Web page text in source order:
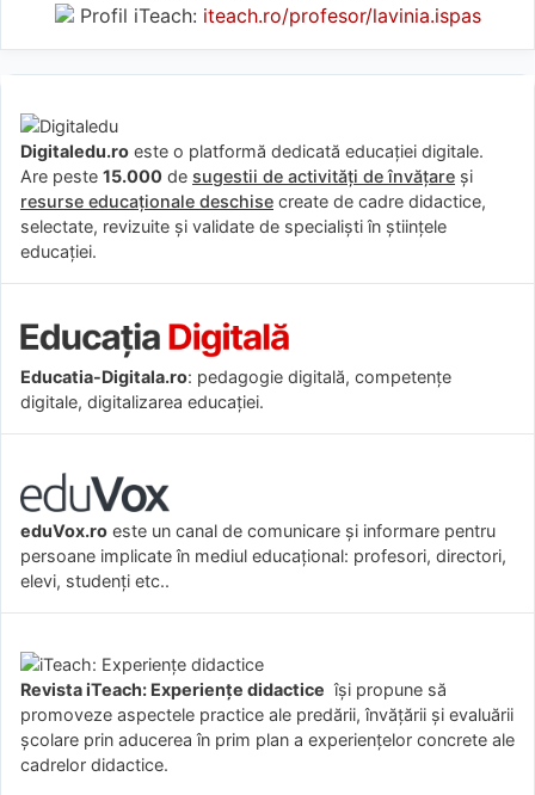
Profil iTeach: iteach.ro/profesor/lavinia.ispas
Digitaledu.ro este o platformă dedicată educației digitale.
Are peste 15.000 de sugestii de activități de învățare și
resurse educaționale deschise create de cadre didactice,
selectate, revizuite și validate de specialiști în științele
educației.
Educatia-Digitala.ro: pedagogie digitală, competențe
digitale, digitalizarea educației.
eduVox.ro este un canal de comunicare și informare pentru
persoane implicate în mediul educațional: profesori, directori,
elevi, studenți etc..
Revista iTeach: Experienţe didactice îşi propune să
promoveze aspectele practice ale predării, învăţării şi evaluării
şcolare prin aducerea în prim plan a experienţelor concrete ale
cadrelor didactice.